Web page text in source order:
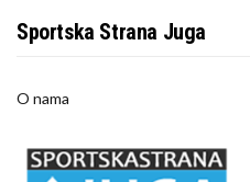
Sportska Strana Juga
O nama